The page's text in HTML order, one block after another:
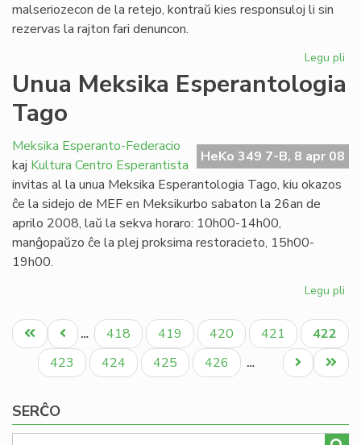
malseriozecon de la retejo, kontraŭ kies responsuloj li sin
rezervas la rajton fari denuncon.
Legu pli
Unua Meksika Esperantologia
Tago
HeKo 349 7-B, 8 apr 08
Meksika Esperanto-Federacio
kaj Kultura Centro Esperantista
invitas al la unua Meksika Esperantologia Tago, kiu okazos
ĉe la sidejo de MEF en Meksikurbo sabaton la 26an de
aprilo 2008, laŭ la sekva horaro: 10h00-14h00,
manĝopaŭzo ĉe la plej proksima restoracieto, 15h00-
19h00.
Legu pli
Pagination
Unua
paĝo
Antaŭa
paĝo
… Paĝo
418 Paĝo
419 Paĝo
420 Paĝo
421
Aktuala
paĝo
422
Paĝo
423 Paĝo
424 Paĝo
425 Paĝo
426 …
Last
page
Next
page
SERĈO